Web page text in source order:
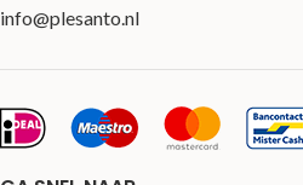
info@plesanto.nl